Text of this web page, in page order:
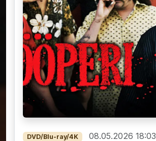
DVD/Blu-ray/4K 08.05.2026 18:03